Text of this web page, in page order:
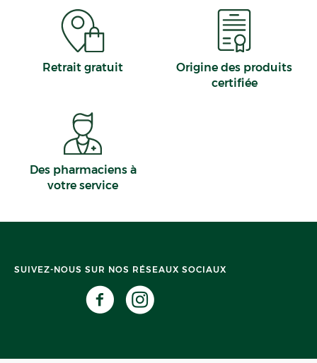
Retrait gratuit
Origine des produits
certifiée
Des pharmaciens à
votre service
SUIVEZ-NOUS SUR NOS RÉSEAUX SOCIAUX